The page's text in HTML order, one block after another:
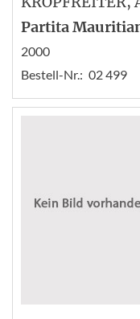
Partita
2000
Bestell-Nr.: 02 499